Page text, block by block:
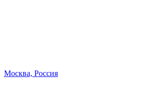
Москва, Россия